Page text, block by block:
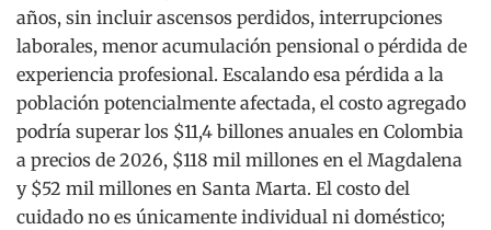
años, sin incluir ascensos perdidos, interrupciones
laborales, menor acumulación pensional o pérdida de
experiencia profesional. Escalando esa pérdida a la
población potencialmente afectada, el costo agregado
podría superar los $11,4 billones anuales en Colombia
a precios de 2026, $118 mil millones en el Magdalena
y $52 mil millones en Santa Marta. El costo del
cuidado no es únicamente individual ni doméstico;